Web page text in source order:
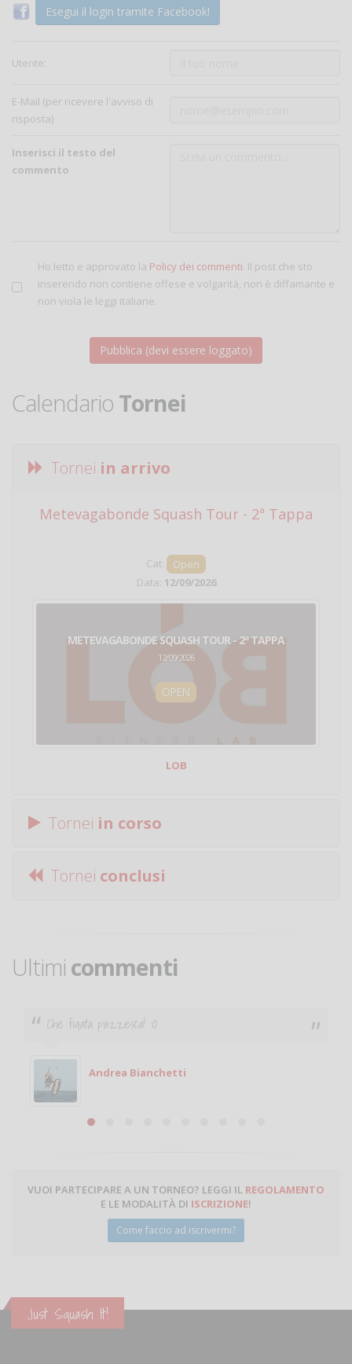
Esegui il login tramite Facebook!
Utente:
E-Mail (per ricevere l'avviso di
risposta)
Inserisci il testo del
commento
Ho letto e approvato la Policy dei commenti. Il post che sto
inserendo non contiene offese e volgarità, non è diffamante e
non viola le leggi italiane.
Calendario Tornei
Tornei in arrivo
Metevagabonde Squash Tour - 2ª Tappa
Cat:
Open
Data: 12/09/2026
METEVAGABONDE SQUASH TOUR - 2ª TAPPA
12/09/2026
OPEN
LOB
Tornei in corso
Tornei conclusi
Ultimi commenti
Ciao. Sono a Treviglio da poco e vorrei tornare a
Michele
Michele Miglionico
VUOI PARTECIPARE A UN TORNEO? LEGGI IL REGOLAMENTO
E LE MODALITÀ DI ISCRIZIONE!
Come faccio ad iscrivermi?
Just Squash It!